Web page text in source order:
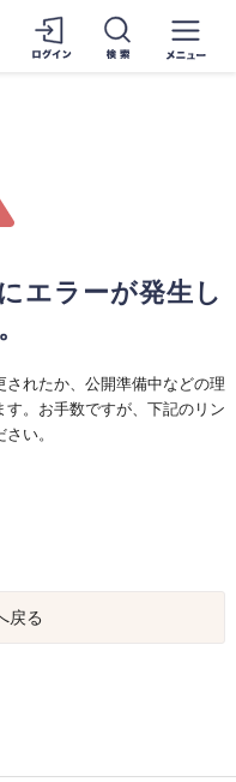
エラーが発生し
れたか、公開準備中などの理
。お手数ですが、下記のリン
い。
戻る